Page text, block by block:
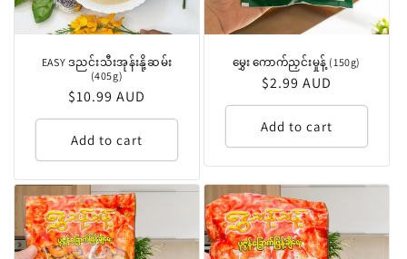
EASY ဒညင်းသီးအုန်းနို့ဆမ်း
(405g)
Regular
price
$10.99 AUD
Add to cart
မွှေး ကောက်ညှင်းမှုန့် (150g)
Regular
price
$2.99 AUD
Add to cart